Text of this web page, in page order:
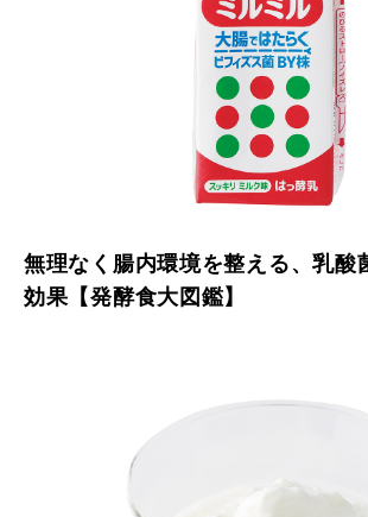
無理なく腸内環境を整える、乳酸
効果【発酵食大図鑑】